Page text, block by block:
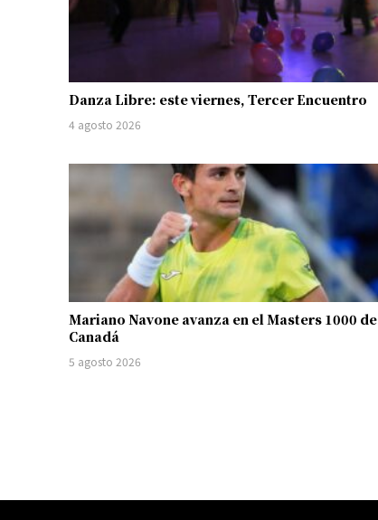
Danza Libre: este viernes, Tercer Encuentro
4 agosto 2026
Mariano Navone avanza en el Masters 1000 de
Canadá
5 agosto 2026